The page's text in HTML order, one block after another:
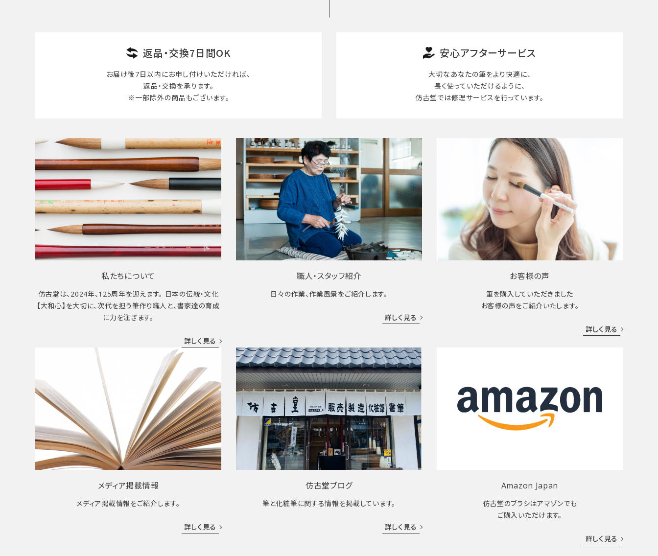
返品・交換7日間OK
お届け後7日以内にお申し付けいただければ、
返品・交換を承ります。
※一部除外の商品もございます。
安心アフターサービス
大切なあなたの筆をより快適に、
長く使って いただけるように、
仿古堂では修理サービスを行っています。
私たちについて
仿古堂は、2024年、125周年を迎えます。 日本の伝統・文化
【大和心】を大切に、次代を担う筆作り職人と、書家達の育成
に力を注ぎます。
詳しく見る
職人・スタッフ紹介
日々の作業、作業風景をご紹介します。
詳しく見る
お客様の声
筆を購入していただきました
お客様の声をご紹介いたします。
詳しく見る
メディア掲載情報
メディア掲載情報をご紹介します。
詳しく見る
仿古堂ブログ
筆と化粧筆に関する情報を掲載しています。
詳しく見る
Amazon Japan
仿古堂のブラシはアマゾンでも
ご購入いただけます。
詳しく見る